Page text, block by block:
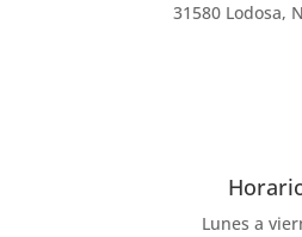
31580 Lodosa,
Lunes a